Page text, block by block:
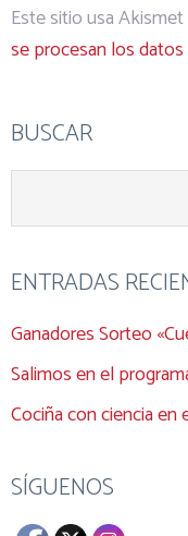
Este sitio usa
se procesan los
BUSCAR
ENTRADAS
Ganadores Sorteo
Salimos en el
Cociña con ciencia en
SÍGUENOS